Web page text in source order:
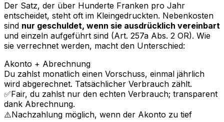
Der Satz, der über Hunderte Franken pro Jahr
entscheidet, steht oft im Kleingedruckten. Nebenkosten
sind nur geschuldet, wenn sie ausdrücklich vereinbart
und einzeln aufgeführt sind (Art. 257a Abs. 2 OR). Wie
sie verrechnet werden, macht den Unterschied:
Akonto + Abrechnung
Du zahlst monatlich einen Vorschuss, einmal jährlich
wird abgerechnet. Tatsächlicher Verbrauch zählt.
✅Fair, du zahlst nur den echten Verbrauch; transparent
dank Abrechnung.
⚠️Nachzahlung möglich, wenn der Akonto zu tief